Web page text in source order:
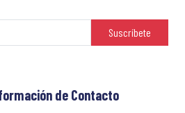
Suscríbete
de Contacto